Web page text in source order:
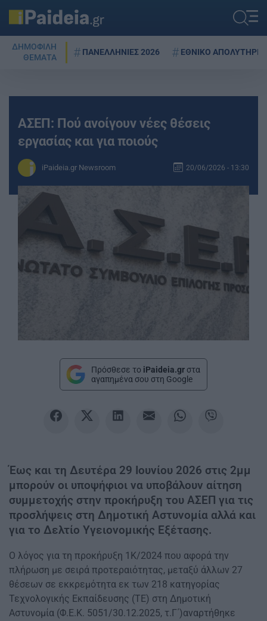
ΔΗΜΟΦΙΛΗ
ΘΕΜΑΤΑ
ΠΑΝΕΛΛΗΝΙΕΣ 2026 ΕΘΝΙΚΟ ΑΠΟΛΥΤΗΡΙΟ
ΑΣΕΠ: Πού ανοίγουν νέες θέσεις
εργασίας και για ποιούς
iPaideia.gr Newsroom 20/06/2026 - 13:30
Πρόσθεσε το iPaideia.gr στα
αγαπημένα σου στη Google
Έως και τη Δευτέρα 29 Ιουνίου 2026 στις 2μμ
μπορούν οι υποψήφιοι να υποβάλουν αίτηση
συμμετοχής στην προκήρυξη του ΑΣΕΠ για τις
προσλήψεις στη Δημοτική Αστυνομία αλλά και
για το Δελτίο Υγειονομικής Εξέτασης.
Ο λόγος για τη προκήρυξη 1Κ/2024 που αφορά την
πλήρωση με σειρά προτεραιότητας, μεταξύ άλλων 27
θέσεων σε εκκρεμότητα εκ των 218 κατηγορίας
Τεχνολογικής Εκπαίδευσης (ΤΕ) στη Δημοτική
Αστυνομία (Φ.Ε.Κ. 5051/30.12.2025, τ.Γ΄)αναρτήθηκε